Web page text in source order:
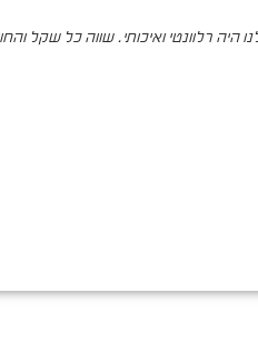
רלוונטי ואיכותי. שווה כל שקל